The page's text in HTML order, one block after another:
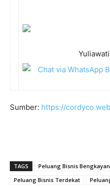
Sumber: https://
TAGS Peluang Bisnis
Peluang Bisnis Terdekat